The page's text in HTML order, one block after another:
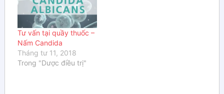
đầu sớm nhất là lúc trẻ
3 tháng tuổi và tiếp tục
đến năm 3 tuổi. Mối
liên…
Tư vấn tại quầy thuốc –
Nấm Candida
Tháng tư 11, 2018
Trong "Dược điều trị"